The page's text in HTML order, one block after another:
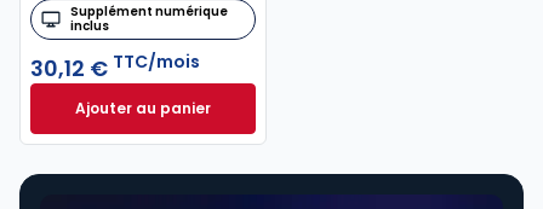
Supplément numérique
inclus
30,12 € TTC/mois
Ajouter au panierFeuillet Rapide Comptable à 30,12 €